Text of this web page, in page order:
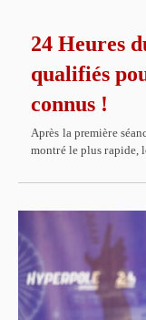
24 Heures
qualifiés
connus !
Après la première
montré le plus rapide,